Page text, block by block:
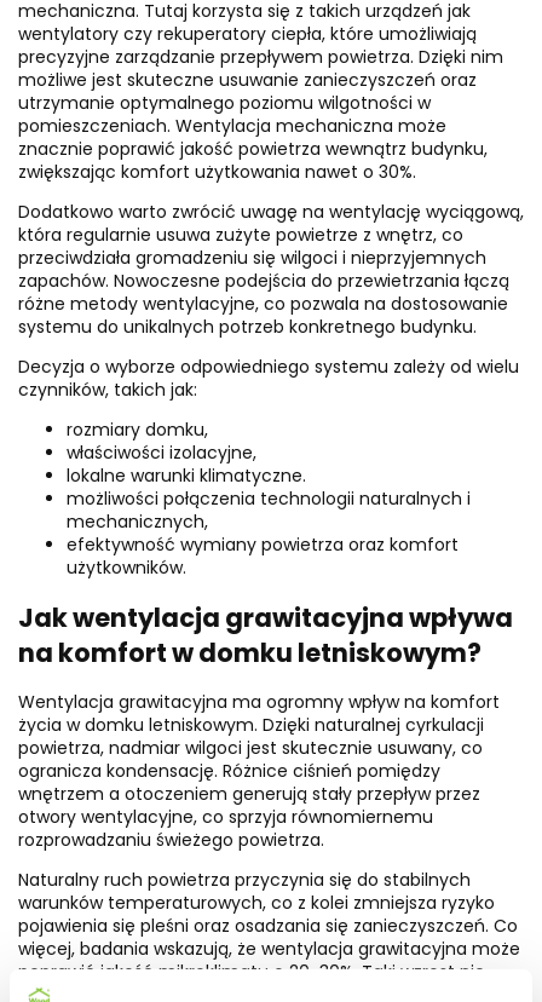
mechaniczna. Tutaj korzysta się z takich urządzeń jak
wentylatory czy rekuperatory ciepła, które umożliwiają
precyzyjne zarządzanie przepływem powietrza. Dzięki nim
możliwe jest skuteczne usuwanie zanieczyszczeń oraz
utrzymanie optymalnego poziomu wilgotności w
pomieszczeniach. Wentylacja mechaniczna może
znacznie poprawić jakość powietrza wewnątrz budynku,
zwiększając komfort użytkowania nawet o 30%.
Dodatkowo warto zwrócić uwagę na wentylację wyciągową,
która regularnie usuwa zużyte powietrze z wnętrz, co
przeciwdziała gromadzeniu się wilgoci i nieprzyjemnych
zapachów. Nowoczesne podejścia do przewietrzania łączą
różne metody wentylacyjne, co pozwala na dostosowanie
systemu do unikalnych potrzeb konkretnego budynku.
Decyzja o wyborze odpowiedniego systemu zależy od wielu
czynników, takich jak:
rozmiary domku,
właściwości izolacyjne,
lokalne warunki klimatyczne.
możliwości połączenia technologii naturalnych i
mechanicznych,
efektywność wymiany powietrza oraz komfort
użytkowników.
Jak wentylacja grawitacyjna wpływa
na komfort w domku letniskowym?
Wentylacja grawitacyjna ma ogromny wpływ na komfort
życia w domku letniskowym. Dzięki naturalnej cyrkulacji
powietrza, nadmiar wilgoci jest skutecznie usuwany, co
ogranicza kondensację. Różnice ciśnień pomiędzy
wnętrzem a otoczeniem generują stały przepływ przez
otwory wentylacyjne, co sprzyja równomiernemu
rozprowadzaniu świeżego powietrza.
Naturalny ruch powietrza przyczynia się do stabilnych
warunków temperaturowych, co z kolei zmniejsza ryzyko
pojawienia się pleśni oraz osadzania się zanieczyszczeń. Co
więcej, badania wskazują, że wentylacja grawitacyjna może
poprawić jakość mikroklimatu o 20-30%. Taki wzrost nie
tylko zwiększa komfort mieszkańców, ale także chroni